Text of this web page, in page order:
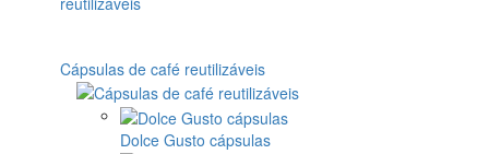
Cápsulas de café reutilizáveis
Dolce Gusto cápsulas